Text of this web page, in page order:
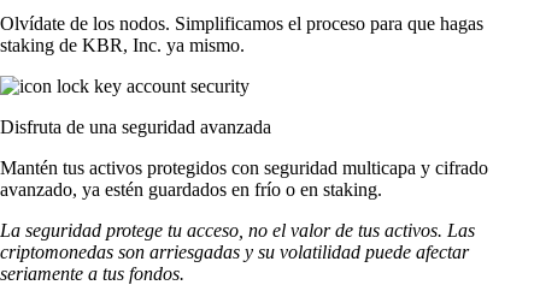
Olvídate de los nodos. Simplificamos el proceso para que hagas
staking de KBR, Inc. ya mismo.
Disfruta de una seguridad avanzada
Mantén tus activos protegidos con seguridad multicapa y cifrado
avanzado, ya estén guardados en frío o en staking.
La seguridad protege tu acceso, no el valor de tus activos. Las
criptomonedas son arriesgadas y su volatilidad puede afectar
seriamente a tus fondos.